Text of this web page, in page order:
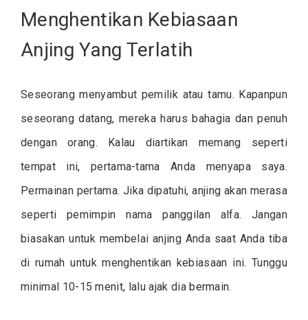
Menghentikan Kebiasaan
Anjing Yang Terlatih
Seseorang menyambut pemilik atau tamu. Kapanpun
seseorang datang, mereka harus bahagia dan penuh
dengan orang. Kalau diartikan memang seperti
tempat ini, pertama-tama Anda menyapa saya.
Permainan pertama. Jika dipatuhi, anjing akan merasa
seperti pemimpin nama panggilan alfa. Jangan
biasakan untuk membelai anjing Anda saat Anda tiba
di rumah untuk menghentikan kebiasaan ini. Tunggu
minimal 10-15 menit, lalu ajak dia bermain.